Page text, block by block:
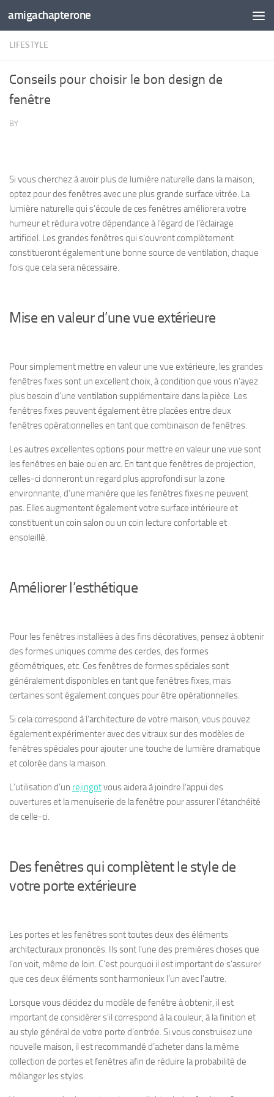
Skip to content
amigachapterone
LIFESTYLE
Conseils pour choisir le bon design de
fenêtre
BY ·
Si vous cherchez à avoir plus de lumière naturelle dans la maison,
optez pour des fenêtres avec une plus grande surface vitrée. La
lumière naturelle qui s’écoule de ces fenêtres améliorera votre
humeur et réduira votre dépendance à l’égard de l’éclairage
artificiel. Les grandes fenêtres qui s’ouvrent complètement
constitueront également une bonne source de ventilation, chaque
fois que cela sera nécessaire.
Mise en valeur d’une vue extérieure
Pour simplement mettre en valeur une vue extérieure, les grandes
fenêtres fixes sont un excellent choix, à condition que vous n’ayez
plus besoin d’une ventilation supplémentaire dans la pièce. Les
fenêtres fixes peuvent également être placées entre deux
fenêtres opérationnelles en tant que combinaison de fenêtres.
Les autres excellentes options pour mettre en valeur une vue sont
les fenêtres en baie ou en arc. En tant que fenêtres de projection,
celles-ci donneront un regard plus approfondi sur la zone
environnante, d’une manière que les fenêtres fixes ne peuvent
pas. Elles augmentent également votre surface intérieure et
constituent un coin salon ou un coin lecture confortable et
ensoleillé.
Améliorer l’esthétique
Pour les fenêtres installées à des fins décoratives, pensez à obtenir
des formes uniques comme des cercles, des formes
géométriques, etc. Ces fenêtres de formes spéciales sont
généralement disponibles en tant que fenêtres fixes, mais
certaines sont également conçues pour être opérationnelles.
Si cela correspond à l’architecture de votre maison, vous pouvez
également expérimenter avec des vitraux sur des modèles de
fenêtres spéciales pour ajouter une touche de lumière dramatique
et colorée dans la maison.
L’utilisation d’un rejingotvous aidera à joindre l’appui des
ouvertures et la menuiserie de la fenêtre pour assurer l’étanchéité
de celle-ci.
Des fenêtres qui complètent le style de
votre porte extérieure
Les portes et les fenêtres sont toutes deux des éléments
architecturaux prononcés. Ils sont l’une des premières choses que
l’on voit, même de loin. C’est pourquoi il est important de s’assurer
que ces deux éléments sont harmonieux l’un avec l’autre.
Lorsque vous décidez du modèle de fenêtre à obtenir, il est
important de considérer s’il correspond à la couleur, à la finition et
au style général de votre porte d’entrée. Si vous construisez une
nouvelle maison, il est recommandé d’acheter dans la même
collection de portes et fenêtres afin de réduire la probabilité de
mélanger les styles.